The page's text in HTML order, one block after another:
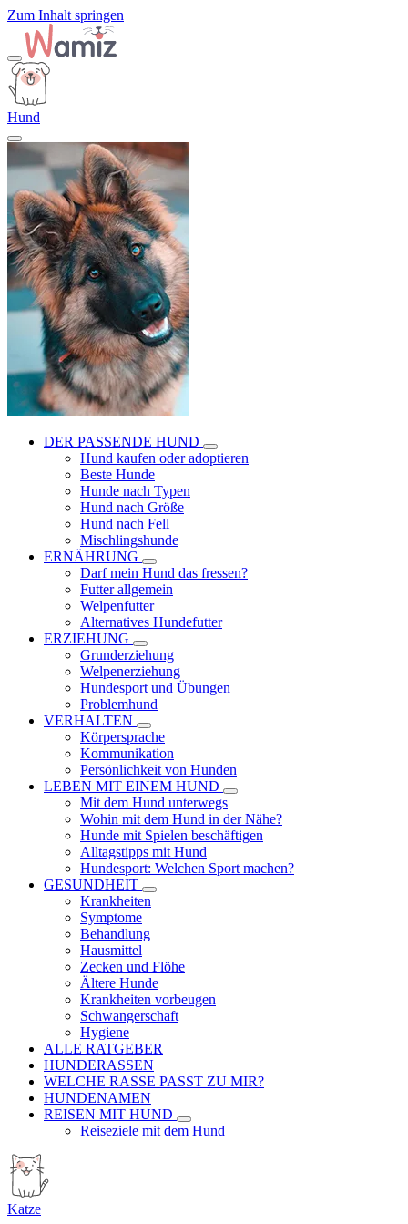
Zum Inhalt springen
Hund
DER PASSENDE HUND
Hund kaufen oder adoptieren
Beste Hunde
Hunde nach Typen
Hund nach Größe
Hund nach Fell
Mischlingshunde
ERNÄHRUNG
Darf mein Hund das fressen?
Futter allgemein
Welpenfutter
Alternatives Hundefutter
ERZIEHUNG
Grunderziehung
Welpenerziehung
Hundesport und Übungen
Problemhund
VERHALTEN
Körpersprache
Kommunikation
Persönlichkeit von Hunden
LEBEN MIT EINEM HUND
Mit dem Hund unterwegs
Wohin mit dem Hund in der Nähe?
Hunde mit Spielen beschäftigen
Alltagstipps mit Hund
Hundesport: Welchen Sport machen?
GESUNDHEIT
Krankheiten
Symptome
Behandlung
Hausmittel
Zecken und Flöhe
Ältere Hunde
Krankheiten vorbeugen
Schwangerschaft
Hygiene
ALLE RATGEBER
HUNDERASSEN
WELCHE RASSE PASST ZU MIR?
HUNDENAMEN
REISEN MIT HUND
Reiseziele mit dem Hund
Katze